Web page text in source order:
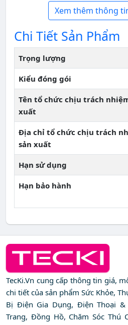
Xem thêm thông
Chi Tiết Sản Phẩm
Trọng lượng
Kiểu đóng gói
Tên tổ chức chịu trách
xuất
Địa chỉ tổ chức chịu trách
sản xuất
Hạn sử dụng
Hạn bảo hành
TecKi.Vn cung cấp thông tin giá,
chi tiết của sản phẩm Sức Khỏe,
Bị Điện Gia Dụng, Điện Thoại &
Trang, Đồng Hồ, Chăm Sóc Thú